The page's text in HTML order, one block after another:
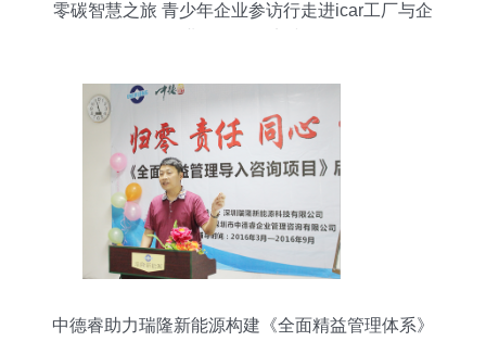
零碳智慧之旅 青少年企业参访行走进icar工厂与企
中德睿助力瑞隆新能源构建《全面精益管理体系》